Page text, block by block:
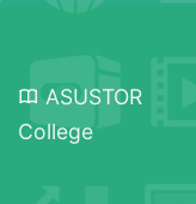
ASUSTOR
College